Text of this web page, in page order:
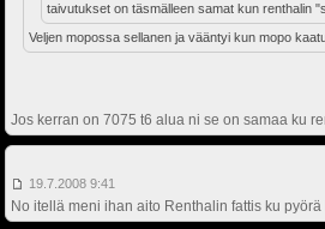
taivutukset on täsmälleen samat kun renthalin
Veljen mopossa sellanen ja vääntyi kun mopo
Jos kerran on 7075 t6 alua ni se on samaa ku
19.7.2008 9:41
No itellä meni ihan aito Renthalin fattis ku